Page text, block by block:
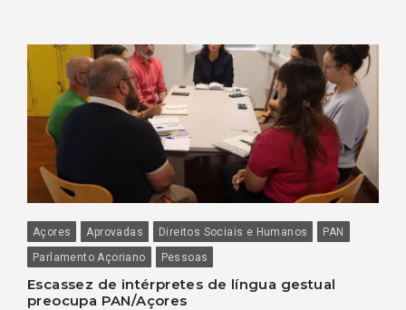
Açores Aprovadas Direitos Sociais e Humanos
PAN
Parlamento Açoriano
Pessoas
Escassez de intérpretes de língua gestual
preocupa PAN/Açores